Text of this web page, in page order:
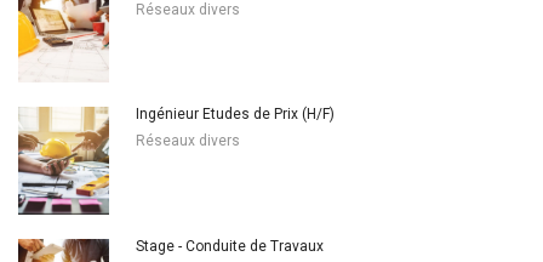
Réseaux divers
Ingénieur Etudes de Prix (H/F)
Réseaux divers
Stage - Conduite de Travaux